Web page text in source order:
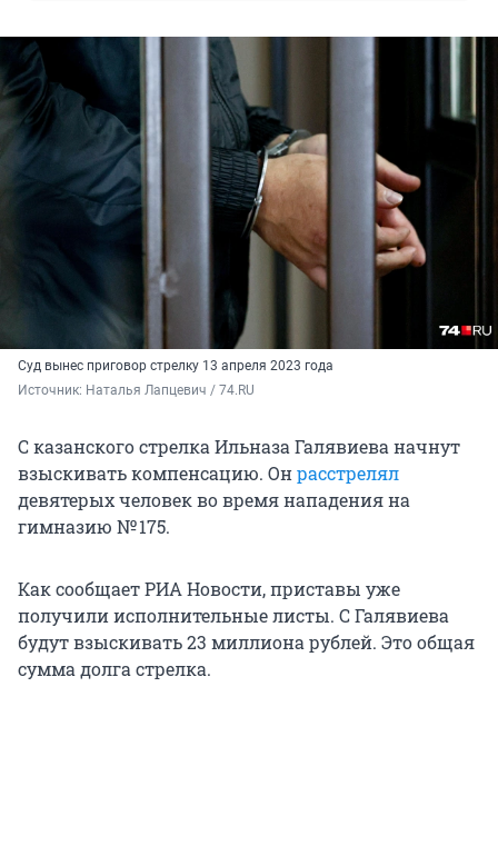
Суд вынес приговор стрелку 13 апреля 2023 года
Источник: Наталья Лапцевич / 74.RU
С казанского стрелка Ильназа Галявиева начнут
взыскивать компенсацию. Онрасстрелял
девятерых человек во время нападения на
гимназию № 175.
Как сообщает РИА Новости, приставы уже
получили исполнительные листы. С Галявиева
будут взыскивать 23 миллиона рублей. Это общая
сумма долга стрелка.